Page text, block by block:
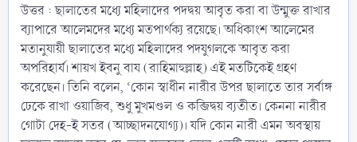
উত্তর : ছালাতের মধ্যে মহিলাদের পদদ্বয় আবৃত করা বা উন্মুক্ত রাখার
ব্যাপারে আলেমদের মধ্যে মতপার্থক্য রয়েছে। অধিকাংশ আলেমের
মতানুযায়ী ছালাতের মধ্যে মহিলাদের পদযুগলকে আবৃত করা
অপরিহার্য। শায়খ ইবনু বায (রাহিমাহুল্লাহ) এই মতটিকেই গ্রহণ
করেছেন। তিনি বলেন, ‘কোন স্বাধীন নারীর উপর ছালাতে তার সর্বাঙ্গ
ঢেকে রাখা ওয়াজিব, শুধু মুখমণ্ডল ও কব্জিদ্বয় ব্যতীত। কেননা নারীর
গোটা দেহ-ই সতর (আচ্ছাদনযোগ্য)। যদি কোন নারী এমন অবস্থায়